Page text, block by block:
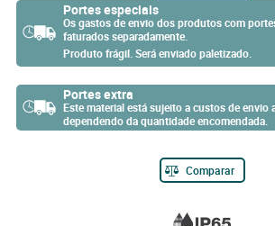
Portes especiais
Os gastos de envio dos produtos com
faturados separadamente.
Produto frágil. Será enviado paletizado.
Portes extra
Este material está sujeito a custos de envio
dependendo da quantidade encomendada.
Comparar